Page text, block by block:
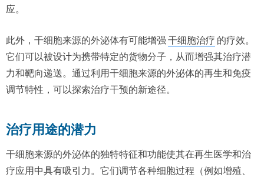
应。
此外，干细胞来源的外泌体有可能增强 干细胞治疗 的疗效。
它们可以被设计为携带特定的货物分子，从而增强其治疗潜
力和靶向递送。通过利用干细胞来源的外泌体的再生和免疫
调节特性，可以探索治疗干预的新途径。
治疗用途的潜力
干细胞来源的外泌体的独特特征和功能使其在再生医学和治
疗应用中具有吸引力。它们调节各种细胞过程（例如增殖、